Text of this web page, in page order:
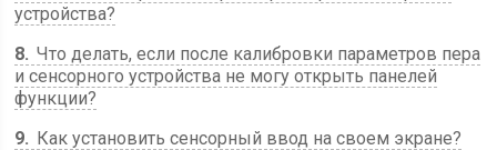
устройства?
8 Что делать, если после калибровки параметров пера
и сенсорного устройства не могу открыть панелей
функции?
9
Как установить сенсорный ввод на своем экране?